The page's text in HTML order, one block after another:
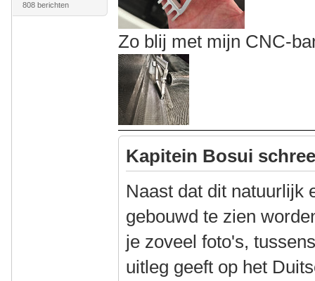
808 berichten
Zo blij met mijn CNC-
Kapitein Bosui
Naast dat dit natuurlijk
gebouwd te zien
je zoveel foto's,
uitleg geeft op het